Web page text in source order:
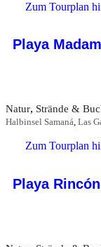
Zum Tourplan
Playa
Natur, Strände &
Halbinsel Samaná, Las
Zum Tourplan
Playa Rincón